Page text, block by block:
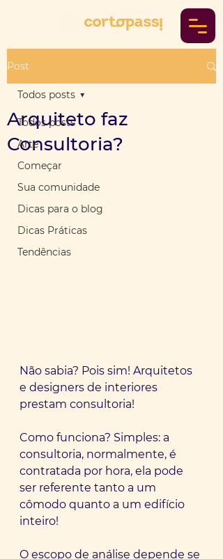
Post
Todos posts
Arte
Começar
Sua comunidade
Dicas para o blog
Dicas Práticas
Tendências
Todos posts
Arquiteto faz
Consultoria?
Não sabia? Pois sim! Arquitetos
e designers de interiores
prestam consultoria!
Como funciona? Simples: a
consultoria, normalmente, é
contratada por hora, ela pode
ser referente tanto a um
cômodo quanto a um edifício
inteiro!
O escopo de análise depende se